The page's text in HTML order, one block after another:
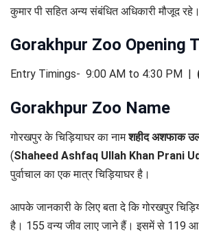
कुमार पी सहित अन्य संबंधित अधिकारी मौजूद रहे।
Gorakhpur Zoo Opening
Entry Timings- 9:00 AM to 4:30 PM |
Gorakhpur Zoo Name
गोरखपुर के चिड़ियाघर का नामशहीद अशफाक
(Shaheed Ashfaq Ullah Khan Prani
पुर्वाचाल का एक मात्र चिड़ियाघर है।
आपके जानकारी के लिए बता दे कि गोरखपुर
है। 155 वन्य जीव लाए जाने हैं। इसमें से 119